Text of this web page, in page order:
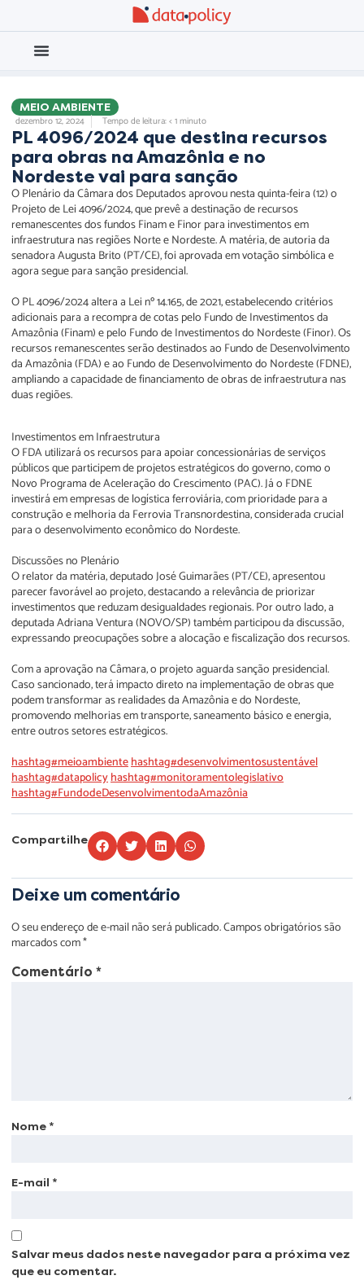
MEIO AMBIENTE
dezembro 12, 2024 Tempo de leitura: < 1 minuto
PL 4096/2024 que destina recursos
para obras na Amazônia e no
Nordeste vai para sanção
O Plenário da Câmara dos Deputados aprovou nesta quinta-feira (12) o
Projeto de Lei 4096/2024, que prevê a destinação de recursos
remanescentes dos fundos Finam e Finor para investimentos em
infraestrutura nas regiões Norte e Nordeste. A matéria, de autoria da
senadora Augusta Brito (PT/CE), foi aprovada em votação simbólica e
agora segue para sanção presidencial.
O PL 4096/2024 altera a Lei nº 14.165, de 2021, estabelecendo critérios
adicionais para a recompra de cotas pelo Fundo de Investimentos da
Amazônia (Finam) e pelo Fundo de Investimentos do Nordeste (Finor). Os
recursos remanescentes serão destinados ao Fundo de Desenvolvimento
da Amazônia (FDA) e ao Fundo de Desenvolvimento do Nordeste (FDNE),
ampliando a capacidade de financiamento de obras de infraestrutura nas
duas regiões.
Investimentos em Infraestrutura
O FDA utilizará os recursos para apoiar concessionárias de serviços
públicos que participem de projetos estratégicos do governo, como o
Novo Programa de Aceleração do Crescimento (PAC). Já o FDNE
investirá em empresas de logística ferroviária, com prioridade para a
construção e melhoria da Ferrovia Transnordestina, considerada crucial
para o desenvolvimento econômico do Nordeste.
Discussões no Plenário
O relator da matéria, deputado José Guimarães (PT/CE), apresentou
parecer favorável ao projeto, destacando a relevância de priorizar
investimentos que reduzam desigualdades regionais. Por outro lado, a
deputada Adriana Ventura (NOVO/SP) também participou da discussão,
expressando preocupações sobre a alocação e fiscalização dos recursos.
Com a aprovação na Câmara, o projeto aguarda sanção presidencial.
Caso sancionado, terá impacto direto na implementação de obras que
podem transformar as realidades da Amazônia e do Nordeste,
promovendo melhorias em transporte, saneamento básico e energia,
entre outros setores estratégicos.
hashtag#meioambientehashtag#desenvolvimentosustentável
hashtag#datapolicyhashtag#monitoramentolegislativo
hashtag#FundodeDesenvolvimentodaAmazônia
Compartilhe
Deixe um comentário
O seu endereço de e-mail não será publicado.Campos obrigatórios são
marcados com*
Comentário *
Nome *
E-mail *
Salvar meus dados neste navegador para a próxima vez
que eu comentar.